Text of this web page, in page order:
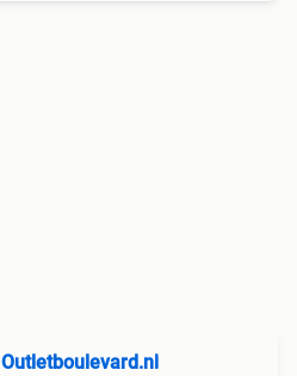
Outletboulevard.nl